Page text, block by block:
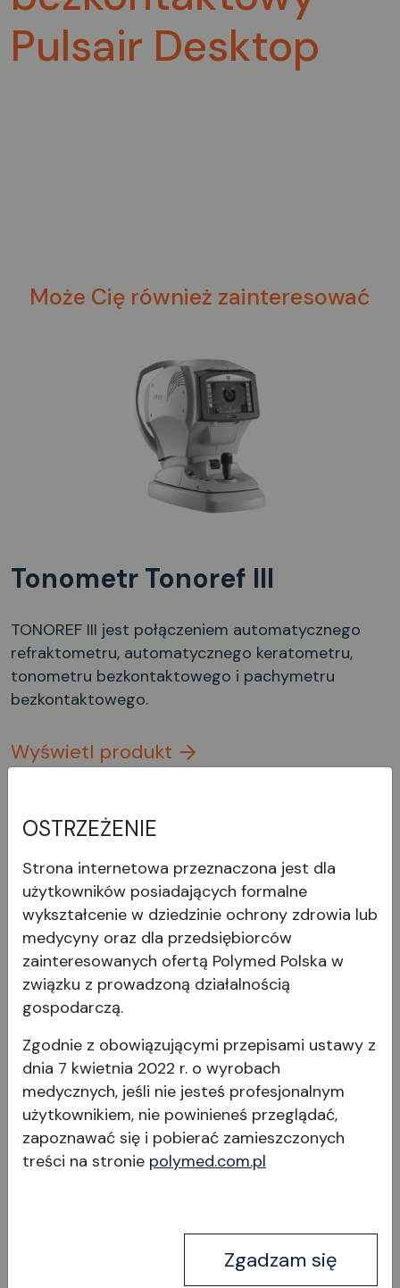
Pulsair Desktop
Może Cię również zainteresować
Tonometr Tonoref III
TONOREF III jest połączeniem automatycznego
refraktometru, automatycznego keratometru,
tonometru bezkontaktowego i pachymetru
bezkontaktowego.
Wyświetl produkt
Tonometr bezdotykowy NT-
1P
OSTRZEŻENIE
Strona internetowa przeznaczona jest dla
użytkowników posiadających formalne
wykształcenie w dziedzinie ochrony zdrowia lub
medycyny oraz dla przedsiębiorców
zainteresowanych ofertą Polymed Polska w
związku z prowadzoną działalnością
gospodarczą.
Zgodnie z obowiązującymi przepisami ustawy z
dnia 7 kwietnia 2022 r. o wyrobach
medycznych, jeśli nie jesteś profesjonalnym
użytkownikiem, nie powinieneś przeglądać,
zapoznawać się i pobierać zamieszczonych
treści na stronie polymed.com.pl
Zgadzam się